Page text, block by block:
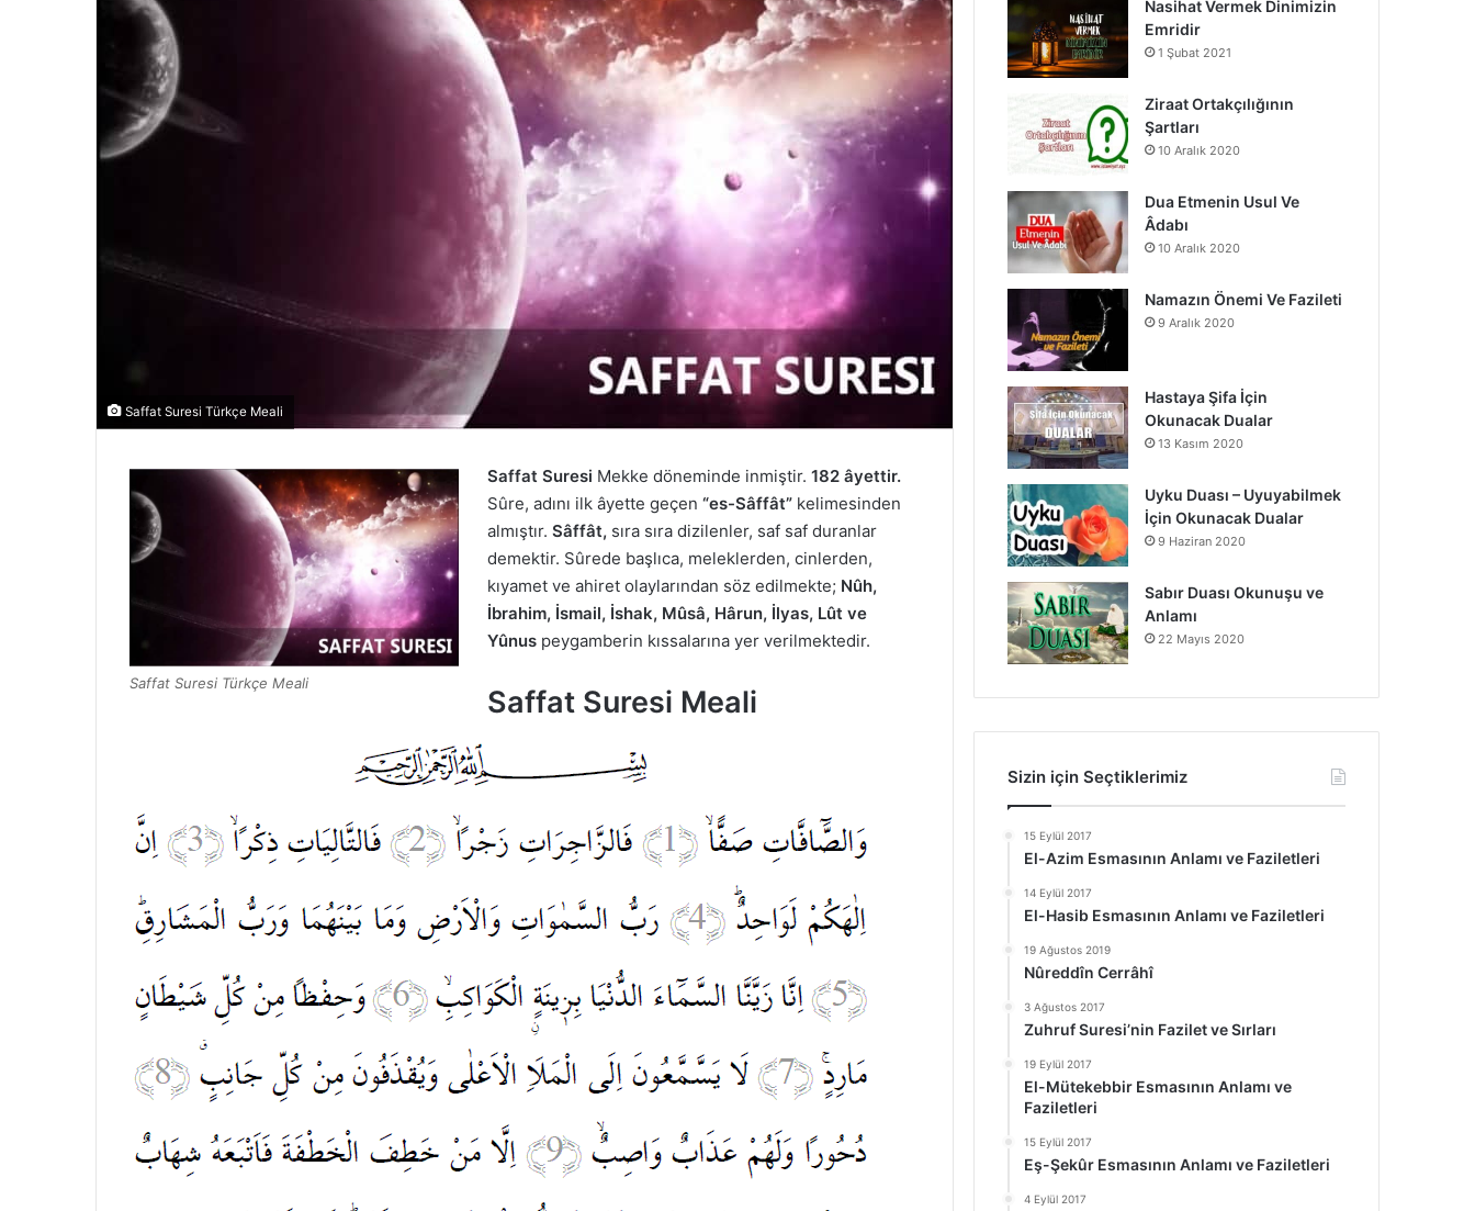
Saffat Suresi Türkçe Meali
Saffat Suresi Türkçe Meali
Saffat Suresi Mekke döneminde inmiştir.182 âyettir.
Sûre, adını ilk âyette geçen “es-Sâffât” kelimesinden
almıştır.Sâffât, sıra sıra dizilenler, saf saf duranlar
demektir. Sûrede başlıca, meleklerden, cinlerden,
kıyamet ve ahiret olaylarından söz edilmekte; Nûh,
İbrahim, İsmail, İshak, Mûsâ, Hârun, İlyas, Lût ve
Yûnus peygamberin kıssalarına yer verilmektedir.
Saffat Suresi Meali
o
o
k
b
g
a
Nasihat Vermek Dinimizin
Emridir
1 Şubat 2021
Ziraat Ortakçılığının
Şartları
10 Aralık 2020
Dua Etmenin Usul Ve
Âdabı
10 Aralık 2020
Namazın Önemi Ve Fazileti
9 Aralık 2020
Hastaya Şifa İçin
Okunacak Dualar
13 Kasım 2020
Uyku Duası – Uyuyabilmek
İçin Okunacak Dualar
9 Haziran 2020
Sabır Duası Okunuşu ve
Anlamı
22 Mayıs 2020
Sizin için Seçtiklerimiz
15 Eylül 2017
El-Azim Esmasının Anlamı ve Faziletleri
14 Eylül 2017
El-Hasib Esmasının Anlamı ve Faziletleri
19 Ağustos 2019
Nûreddîn Cerrâhî
3 Ağustos 2017
Zuhruf Suresi’nin Fazilet ve Sırları
19 Eylül 2017
El-Mütekebbir Esmasının Anlamı ve
Faziletleri
15 Eylül 2017
Eş-Şekûr Esmasının Anlamı ve Faziletleri
4 Eylül 2017